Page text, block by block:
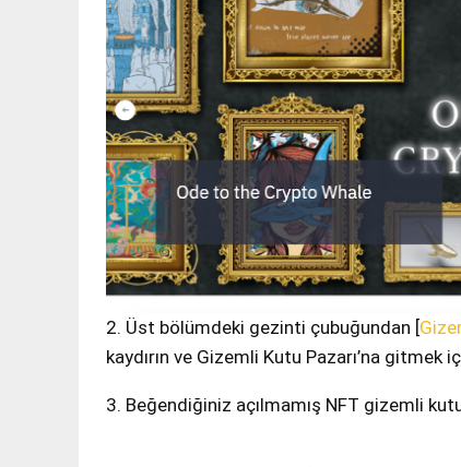
2. Üst bölümdeki gezinti çubuğundan [
kaydırın ve Gizemli Kutu Pazarı’na gitmek
3. Beğendiğiniz açılmamış NFT gizemli